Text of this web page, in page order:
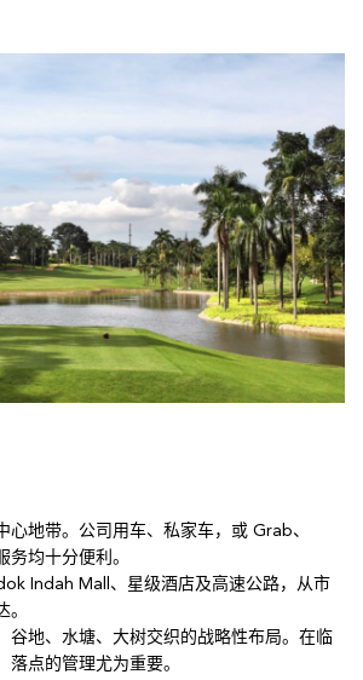
心地带。公司用车、私家车，或 Grab、
务均十分便利。
Indah Mall、星级酒店及高速公路，从市
。
谷地、水塘、大树交织的战略性布局。在临
落点的管理尤为重要。